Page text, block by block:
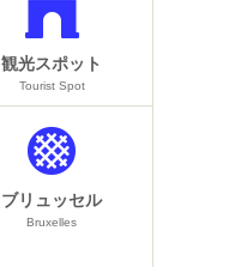
観光スポット
Tourist Spot
ブリュッセル
Bruxelles